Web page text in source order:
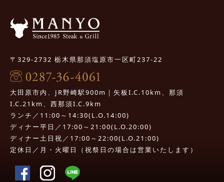
〒329-2732 栃木県那須塩原市一区町237-22
大田原市内、JR野崎駅900m｜矢板I.C.10km、那須
I.C.21km、西那須I.C.9km
ランチ／11:00～14:30(L.O.14:00)
ディナー平日／17:00～21:00(L.O.20:00)
ディナー土日祝／17:00～22:00(L.O.21:00)
定休日／月・火曜日（祝祭日の場合は営業いたします）